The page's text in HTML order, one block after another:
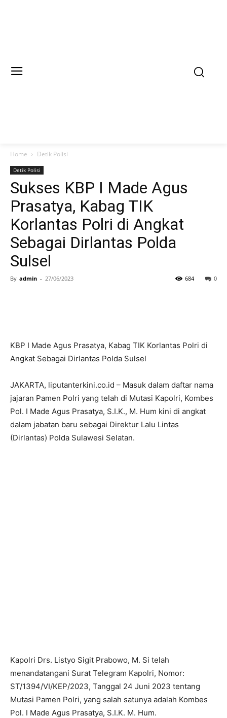
Home Detik Polisi
Detik Polisi
Sukses KBP I Made Agus
Prasatya, Kabag TIK
Korlantas Polri di Angkat
Sebagai Dirlantas Polda
Sulsel
By admin - 27/06/2023 0
684
KBP I Made Agus Prasatya, Kabag TIK Korlantas Polri di
Angkat Sebagai Dirlantas Polda Sulsel
JAKARTA, liputanterkini.co.id – Masuk dalam daftar nama
jajaran Pamen Polri yang telah di Mutasi Kapolri, Kombes
Pol. I Made Agus Prasatya, S.I.K., M. Hum kini di angkat
dalam jabatan baru sebagai Direktur Lalu Lintas
(Dirlantas) Polda Sulawesi Selatan.
Kapolri Drs. Listyo Sigit Prabowo, M. Si telah
menandatangani Surat Telegram Kapolri, Nomor:
ST/1394/VI/KEP/2023, Tanggal 24 Juni 2023 tentang
Mutasi Pamen Polri, yang salah satunya adalah Kombes
Pol. I Made Agus Prasatya, S.I.K. M. Hum.